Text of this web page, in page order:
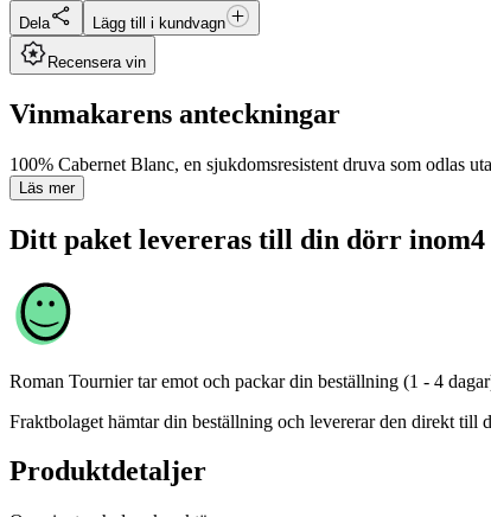
Dela Lägg till i kundvagn
Recensera vin
Vinmakarens anteckningar
100% Cabernet Blanc, en sjukdomsresistent druva som odlas
Läs mer
Ditt paket levereras till din dörr inom
Roman Tournier tar emot och packar din beställning (1 - 4
Fraktbolaget hämtar din beställning och levererar den direkt till
Produktdetaljer